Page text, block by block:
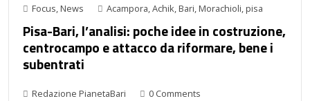
Focus, News Acampora,Achik, Bari, Morachioli, pisa
Pisa-Bari, l’analisi: poche idee in costruzione,
centrocampo e attacco da riformare, bene i
subentrati
Redazione PianetaBari 0 Comments